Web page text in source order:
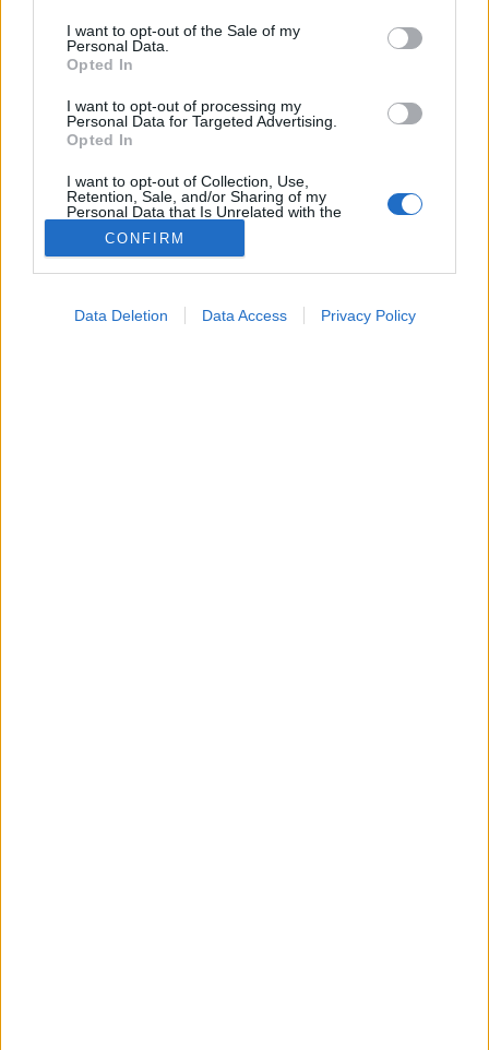
consent section.
I want to opt-out of the Sale of my
Personal Data.
Opted In
I want to opt-out of processing my
Personal Data for Targeted Advertising.
Opted In
I want to opt-out of Collection, Use,
Retention, Sale, and/or Sharing of my
Personal Data that Is Unrelated with the
Purposes for which it was collected.
Opted Out
CONFIRM
Data Deletion Data Access Privacy Policy
Betegségek